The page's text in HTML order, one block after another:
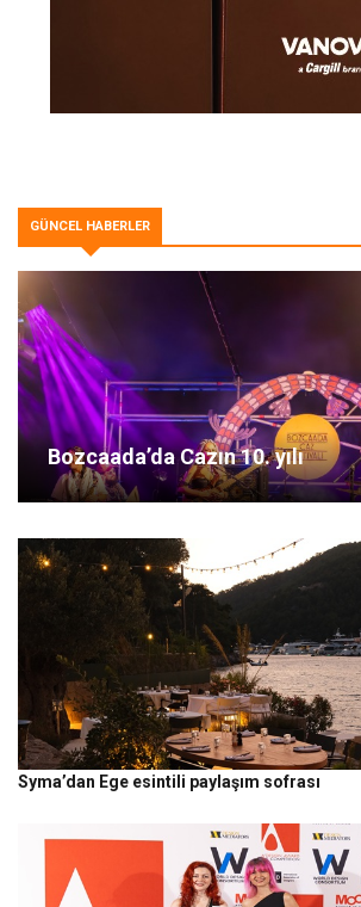
GÜNCEL HABERLER
Bozcaada’da Cazın 10. yılı
Syma’dan Ege esintili paylaşım sofrası